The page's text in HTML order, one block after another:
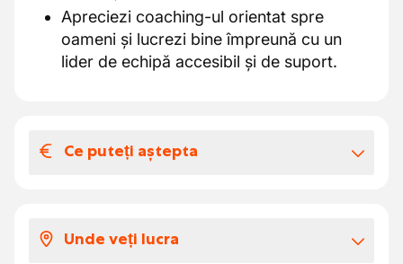
Apreciezi coaching-ul orientat spre
oameni și lucrezi bine împreună cu un
lider de echipă accesibil și de suport.
Ce puteți aștepta
Salariul brut este între €14 și €16 pe oră, în
funcție de experiență.
Unde veți lucra